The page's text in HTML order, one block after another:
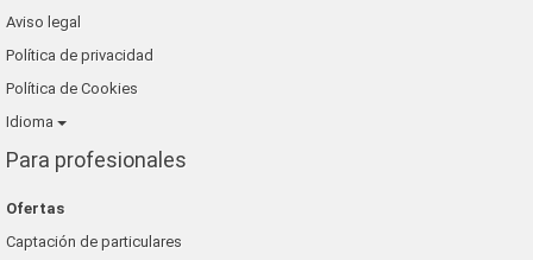
Aviso legal
Política de privacidad
Política de Cookies
Idioma
Para profesionales
Ofertas
Captación de particulares